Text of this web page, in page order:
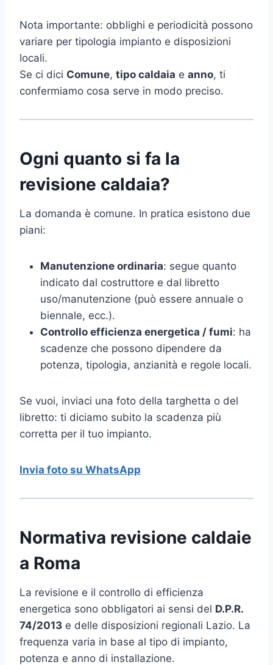
Nota importante: obblighi e periodicità possono
variare per tipologia impianto e disposizioni
locali.
Se ci dici Comune, tipo caldaia e anno, ti
confermiamo cosa serve in modo preciso.
Ogni quanto si fa la
revisione caldaia?
La domanda è comune. In pratica esistono due
piani:
Manutenzione ordinaria: segue quanto
indicato dal costruttore e dal libretto
uso/manutenzione (può essere annuale o
biennale, ecc.).
Controllo efficienza energetica / fumi: ha
scadenze che possono dipendere da
potenza, tipologia, anzianità e regole locali.
Se vuoi, inviaci una foto della targhetta o del
libretto: ti diciamo subito la scadenza più
corretta per il tuo impianto.
Invia foto su WhatsApp
Normativa revisione caldaie
a Roma
La revisione e il controllo di efficienza
energetica sono obbligatori ai sensi del D.P.R.
74/2013 e delle disposizioni regionali Lazio. La
frequenza varia in base al tipo di impianto,
potenza e anno di installazione.